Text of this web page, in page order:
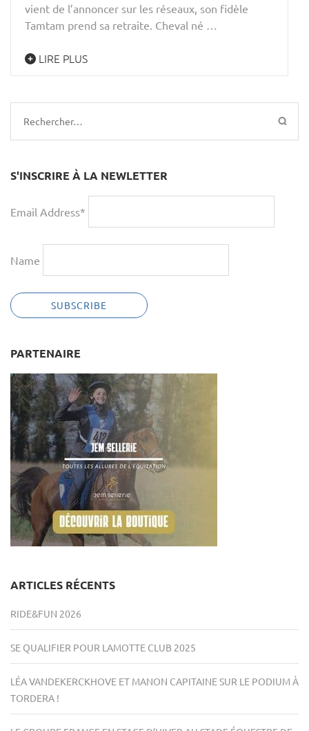
vient de l’annoncer sur les réseaux, son fidèle
Tamtam prend sa retraite. Cheval né …
LIRE PLUS
Rechercher :
S'INSCRIRE À LA NEWLETTER
Email Address*
Name
PARTENAIRE
ARTICLES RÉCENTS
RIDE&FUN 2026
SE QUALIFIER POUR LAMOTTE CLUB 2025
LÉA VANDEKERCKHOVE ET MANON CAPITAINE SUR LE PODIUM À
TORDERA !